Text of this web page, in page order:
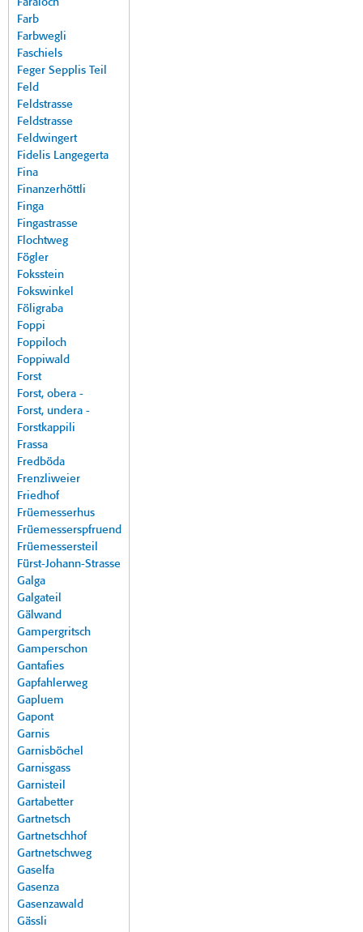
Faraloch
Farb
Farbwegli
Faschiels
Feger Sepplis Teil
Feld
Feldstrasse
Feldstrasse
Feldwingert
Fidelis Langegerta
Fina
Finanzerhöttli
Finga
Fingastrasse
Flochtweg
Fögler
Foksstein
Fokswinkel
Föligraba
Foppi
Foppiloch
Foppiwald
Forst
Forst, obera -
Forst, undera -
Forstkappili
Frassa
Fredböda
Frenzliweier
Friedhof
Früemesserhus
Früemesserspfruend
Früemessersteil
Fürst-Johann-Strasse
Galga
Galgateil
Gälwand
Gampergritsch
Gamperschon
Gantafies
Gapfahlerweg
Gapluem
Gapont
Garnis
Garnisböchel
Garnisgass
Garnisteil
Gartabetter
Gartnetsch
Gartnetschhof
Gartnetschweg
Gaselfa
Gasenza
Gasenzawald
Gässli